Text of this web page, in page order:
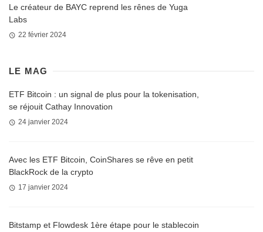
Le créateur de BAYC reprend les rênes de Yuga
Labs
22 février 2024
LE MAG
ETF Bitcoin : un signal de plus pour la tokenisation,
se réjouit Cathay Innovation
24 janvier 2024
Avec les ETF Bitcoin, CoinShares se rêve en petit
BlackRock de la crypto
17 janvier 2024
Bitstamp et Flowdesk 1ère étape pour le stablecoin